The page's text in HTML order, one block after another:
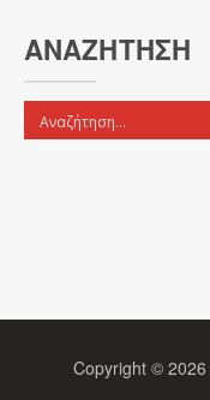
ΑΝΑΖΉΤΗΣΗ
Copyright © 2026